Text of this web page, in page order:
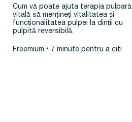
D.D.S. – M.Sc.
Cum vă poate ajuta terapia pulpară
vitală să mențineți vitalitatea și
funcționalitatea pulpei la dinții cu
pulpită reversibilă.
Freemium 7 minute pentru a citi